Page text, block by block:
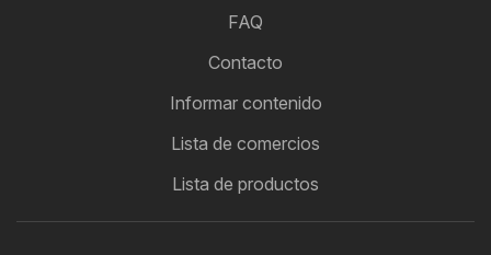
FAQ
Contacto
Informar contenido
Lista de comercios
Lista de productos